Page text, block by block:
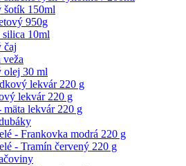
šotík 150ml
950g
10ml
čaj
veža
olej 30 ml
lekvár 220 g
lekvár 220 g
mäta lekvár 220 g
- Frankovka modrá 220 g
- Tramín červený 220 g